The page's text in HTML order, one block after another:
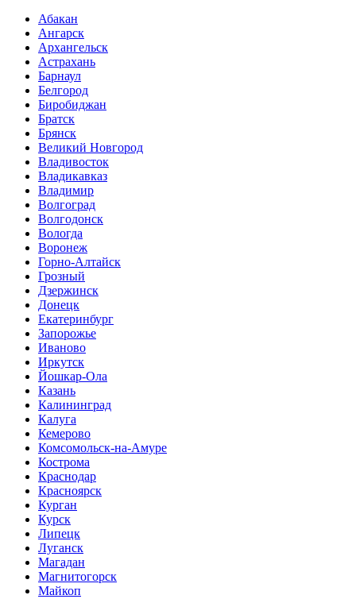
Абакан
Ангарск
Архангельск
Астрахань
Барнаул
Белгород
Биробиджан
Братск
Брянск
Великий Новгород
Владивосток
Владикавказ
Владимир
Волгоград
Волгодонск
Вологда
Воронеж
Горно-Алтайск
Грозный
Дзержинск
Донецк
Екатеринбург
Запорожье
Иваново
Иркутск
Йошкар-Ола
Казань
Калининград
Калуга
Кемерово
Комсомольск-на-Амуре
Кострома
Краснодар
Красноярск
Курган
Курск
Липецк
Луганск
Магадан
Магнитогорск
Майкоп